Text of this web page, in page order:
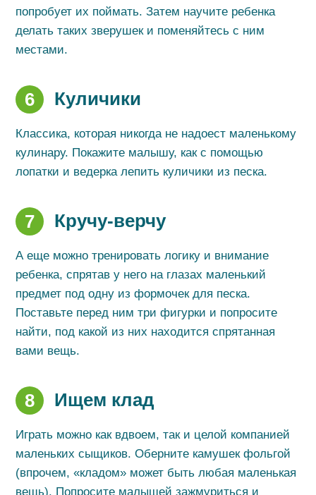
попробует их поймать. Затем научите ребенка
делать таких зверушек и поменяйтесь с ним
местами.
6 Куличики
Классика, которая никогда не надоест маленькому
кулинару. Покажите малышу, как с помощью
лопатки и ведерка лепить куличики из песка.
7 Кручу-верчу
А еще можно тренировать логику и внимание
ребенка, спрятав у него на глазах маленький
предмет под одну из формочек для песка.
Поставьте перед ним три фигурки и попросите
найти, под какой из них находится спрятанная
вами вещь.
8 Ищем клад
Играть можно как вдвоем, так и целой компанией
маленьких сыщиков. Оберните камушек фольгой
(впрочем, «кладом» может быть любая маленькая
вещь). Попросите малышей зажмуриться и